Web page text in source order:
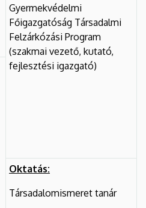
Gyermekvédelmi
Főigazgatóság Társadalmi
Felzárkózási Program
(szakmai vezető, kutató,
fejlesztési igazgató)
Oktatás:
Társadalomismeret tanár